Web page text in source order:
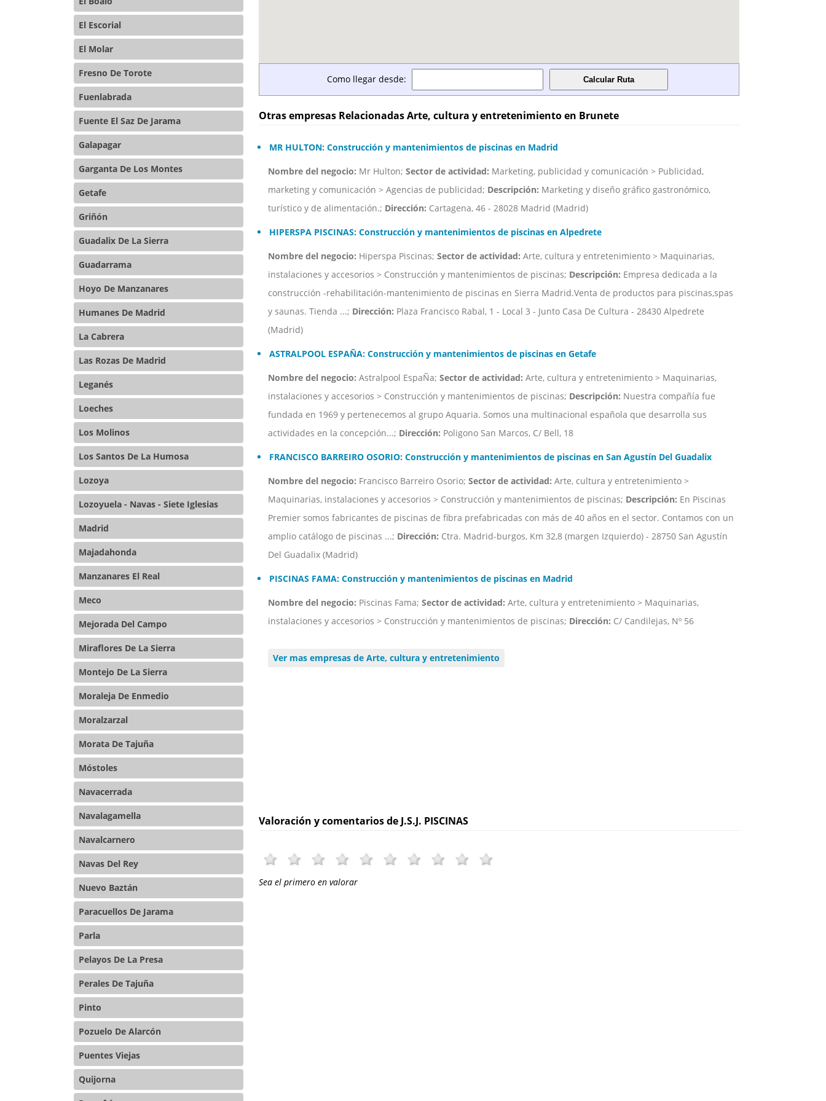
El Escorial
El Molar
Fresno De Torote
Fuenlabrada
Fuente El Saz De Jarama
Galapagar
Garganta De Los Montes
Getafe
Griñón
Guadalix De La Sierra
Guadarrama
Hoyo De Manzanares
Humanes De Madrid
La Cabrera
Las Rozas De Madrid
Leganés
Loeches
Los Molinos
Los Santos De La Humosa
Lozoya
Lozoyuela - Navas - Siete Iglesias
Madrid
Majadahonda
Manzanares El Real
Meco
Mejorada Del Campo
Miraflores De La Sierra
Montejo De La Sierra
Moraleja De Enmedio
Moralzarzal
Morata De Tajuña
Móstoles
Navacerrada
Navalagamella
Navalcarnero
Navas Del Rey
Nuevo Baztán
Paracuellos De Jarama
Parla
Pelayos De La Presa
Perales De Tajuña
Pinto
Pozuelo De Alarcón
Puentes Viejas
Quijorna
Como llegar desde:
Otras empresas Relacionadas Arte, cultura y entretenimiento en Brunete
MR HULTON: Construcción y mantenimientos de piscinas en Madrid
Nombre del negocio: Mr Hulton; Sector de actividad: Marketing, publicidad y comunicación > Publicidad,
marketing y comunicación > Agencias de publicidad; Descripción: Marketing y diseño gráfico gastronómico,
turístico y de alimentación.; Dirección: Cartagena, 46 - 28028 Madrid (Madrid)
HIPERSPA PISCINAS: Construcción y mantenimientos de piscinas en Alpedrete
Nombre del negocio: Hiperspa Piscinas; Sector de actividad: Arte, cultura y entretenimiento > Maquinarias,
instalaciones y accesorios > Construcción y mantenimientos de piscinas; Descripción: Empresa dedicada a la
construcción -rehabilitación-mantenimiento de piscinas en Sierra Madrid.Venta de productos para piscinas,spas
y saunas. Tienda ...; Dirección: Plaza Francisco Rabal, 1 - Local 3 - Junto Casa De Cultura - 28430 Alpedrete
(Madrid)
ASTRALPOOL ESPAÑA: Construcción y mantenimientos de piscinas en Getafe
Nombre del negocio: Astralpool EspaÑa; Sector de actividad: Arte, cultura y entretenimiento > Maquinarias,
instalaciones y accesorios > Construcción y mantenimientos de piscinas; Descripción: Nuestra compañía fue
fundada en 1969 y pertenecemos al grupo Aquaria. Somos una multinacional española que desarrolla sus
actividades en la concepción...; Dirección: Poligono San Marcos, C/ Bell, 18
FRANCISCO BARREIRO OSORIO: Construcción y mantenimientos de piscinas en San Agustín Del Guadalix
Nombre del negocio: Francisco Barreiro Osorio; Sector de actividad: Arte, cultura y entretenimiento >
Maquinarias, instalaciones y accesorios > Construcción y mantenimientos de piscinas; Descripción: En Piscinas
Premier somos fabricantes de piscinas de fibra prefabricadas con más de 40 años en el sector. Contamos con un
amplio catálogo de piscinas ...; Dirección: Ctra. Madrid-burgos, Km 32,8 (margen Izquierdo) - 28750 San Agustín
Del Guadalix (Madrid)
PISCINAS FAMA: Construcción y mantenimientos de piscinas en Madrid
Nombre del negocio: Piscinas Fama; Sector de actividad: Arte, cultura y entretenimiento > Maquinarias,
instalaciones y accesorios > Construcción y mantenimientos de piscinas; Dirección: C/ Candilejas, Nº 56
Ver mas empresas de Arte, cultura y entretenimiento
Valoración y comentarios de J.S.J. PISCINAS
Sea el primero en valorar